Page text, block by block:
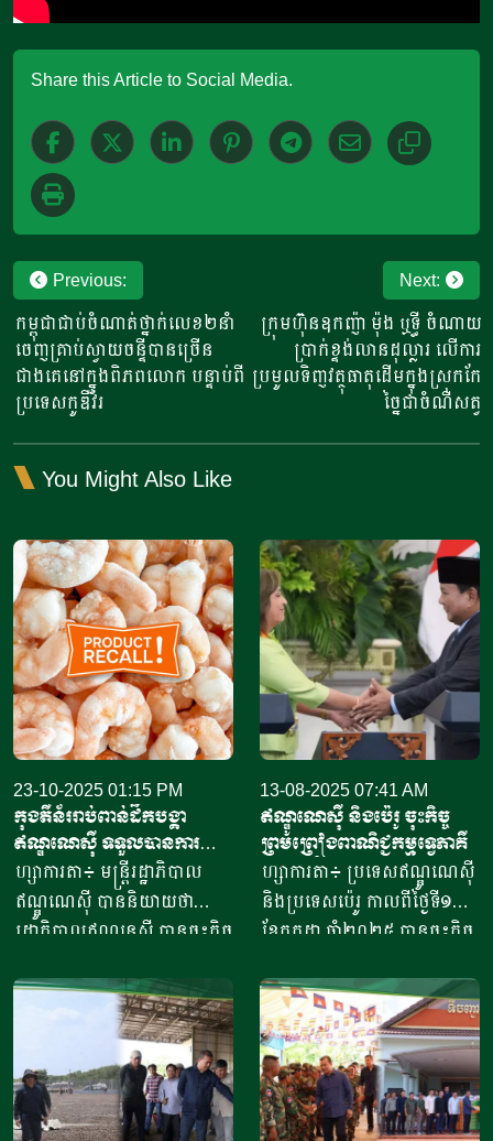
Share this Article to Social Media.
Post
navigation
Previous:
កម្ពុជាជាប់ចំណាត់ថ្នាក់លេខ២នាំ
ចេញគ្រាប់ស្វាយចន្ទីបានច្រើន
ជាងគេនៅក្នុងពិភពលោក បន្ទាប់ពី
ប្រទេសកូឌឺវ័រ
Next:
ក្រុមហ៊ុនឧកញ៉ា ម៉ុង ឬទ្ធី ចំណាយ
ប្រាក់ខ្ទង់លានដុល្លារ លើការ
ប្រមូលទិញវត្ថុធាតុដើមក្នុងស្រុកកែ
ច្នៃជាចំណីសត្វ
You Might Also Like
23-10-2025 01:15 PM
កុងតឺន័ររាប់ពាន់ដឹកបង្គា​
ឥណ្ឌូណេស៊ី​ ទទួលបានការ
អនុញ្ញាតនាំ​ចូល​ទីផ្សារអាម៉េរិក
ហ្សាការតា៖ មន្ត្រីរដ្ឋាភិបាល
ឥណ្ឌូណេស៊ី បាននិយាយថា
រដ្ឋាភិបាលឥណ្ឌូនេស៊ី បានចុះកិច្ច
អាហារ និងឱសថសហរដ្ឋ
អាម៉េរិក ដើម្បីចាប់ផ្តើមដំណើរ
ការនាំចេញឡើងវិញ នូវ
ផលិតផលបង្គាឥណ្ឌូនេស៊ីទៅកាន់
សហរដ្ឋអាម៉េរិក។ ប្រធានទី
13-08-2025 07:41 AM
ឥណ្ឌូណេស៊ី និងប៉េរូ ចុះកិច្ច
ព្រមព្រៀងពាណិជ្ជកម្មទ្វេភាគី
ហ្សាការតា៖ ប្រទេសឥណ្ឌូណេស៊ី
និងប្រទេសប៉េរូ កាលពីថ្ងៃទី១១
ខែកក្កដា ឆ្នាំ២០២៥ បានចុះកិច្ច
មេដឹកនាំប្រទេសទាំងពីរបានជួប
ប្រជុំគ្នានៅទីក្រុងហ្សាកាតា
បន្ទាប់ពីប្រធានាធិបតីអាមេរិក
លោក ដូណាល់ ត្រាំ (Donald
Trump) បានកំណត់អត្រា